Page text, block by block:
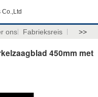
ons Fabrieksreis >>
450mm met